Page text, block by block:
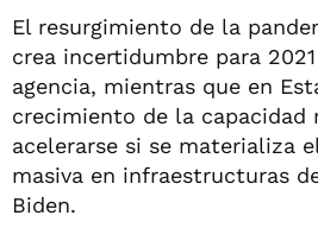
El resurgimiento de la
crea incertidumbre para
agencia, mientras que en
crecimiento de la capacidad
acelerarse si se materializa
masiva en infraestructuras
Biden.